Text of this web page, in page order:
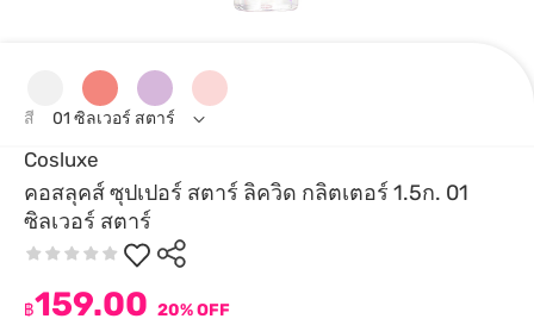
Cosluxe
คอสลุคส์ ซุปเปอร์ สตาร์ ลิควิด กลิตเตอร์ 1.5ก. 01
ซิลเวอร์ สตาร์
฿159.00 20% OFF
สี 01 ซิลเวอร์ สตาร์